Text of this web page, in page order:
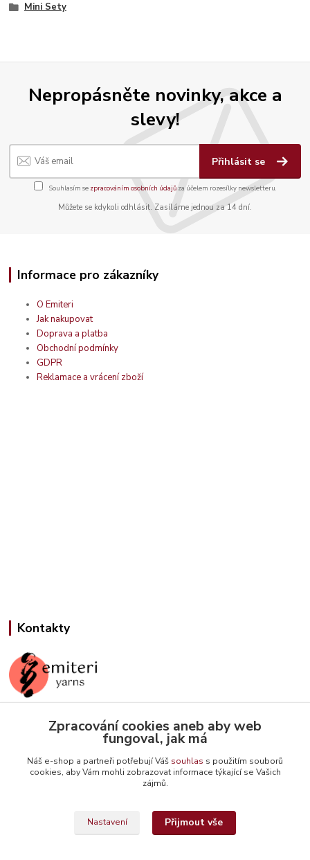
Mini Sety
Nepropásněte novinky, akce a
slevy!
Přihlásit se
Souhlasím se zpracováním osobních údajůza účelem rozesílky newsletteru.
Můžete se kdykoli odhlásit. Zasíláme jednou za 14 dní.
Informace pro zákazníky
O Emiteri
Jak nakupovat
Doprava a platba
Obchodní podmínky
GDPR
Reklamace a vrácení zboží
Kontakty
Jana Slámová
+420 608 507 824
info@emiteriyarns.cz
Zpracování cookies aneb aby web
fungoval, jak má
Náš e-shop a partneři potřebují Váš souhlas s použitím souborů
cookies, aby Vám mohli zobrazovat informace týkající se Vašich
zájmů.
Nastavení Přijmout vše